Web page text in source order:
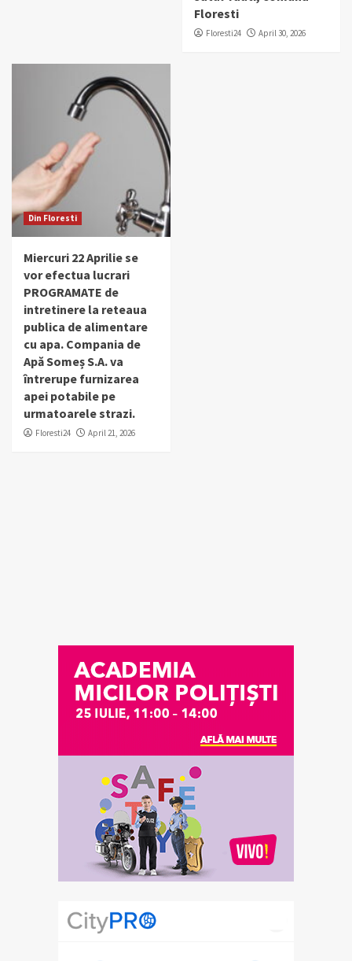
Floresti
Floresti24 April 30, 2026
Din Floresti
Miercuri 22 Aprilie se
vor efectua lucrari
PROGRAMATE de
intretinere la reteaua
publica de alimentare
cu apa. Compania de
Apă Someș S.A. va
întrerupe furnizarea
apei potabile pe
urmatoarele strazi.
Floresti24 April 21, 2026